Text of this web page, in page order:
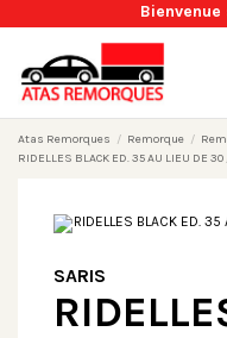
Bienvenue
Atas Remorques Remorque
RIDELLES BLACK ED. 35 AU LIEU DE
SARIS